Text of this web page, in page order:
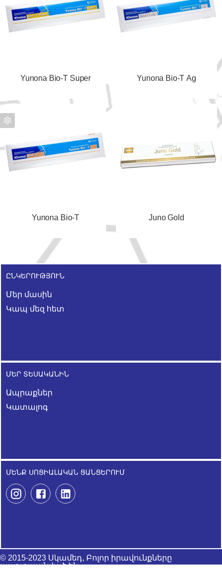
Yunona Bio-T Super Yunona Bio-T Ag
Yunona Bio-T Juno Gold
ԸՆԿԵՐՈՒԹՅՈՒՆ
Մեր մասին
Կապ մեզ հետ
ՄԵՐ ՏԵՍԱԿԱՆԻՆ
Ապրաքներ
Կատալոգ
ՄԵՆՔ ՍՈՑԻԱԼԱԿԱՆ ՑԱՆՑԵՐՈՒՄ
© 2015-2023 Սկամեդ, Բոլոր իրավունքները
պաշտպանված են